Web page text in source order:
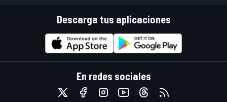
Descarga tus aplicaciones
En redes sociales